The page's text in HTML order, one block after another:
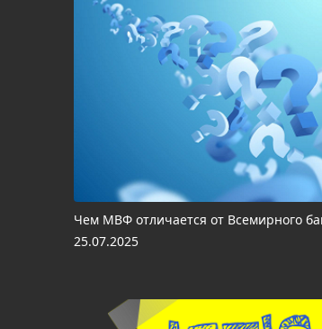
Чем МВФ отличается от Всемирного
25.07.2025